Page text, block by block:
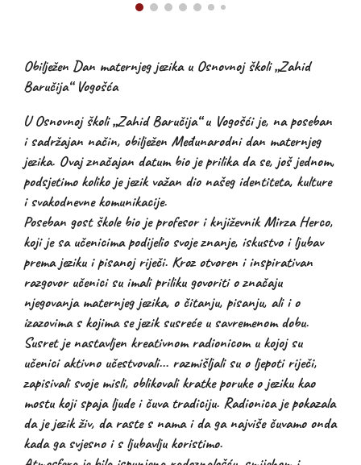
Obilježen Dan maternjeg jezika u Osnovnoj školi „Zahid
Baručija“ Vogošća
U Osnovnoj školi „Zahid Baručija“ u Vogošći je, na poseban
i sadržajan način, obilježen Međunarodni dan maternjeg
jezika. Ovaj značajan datum bio je prilika da se, još jednom,
podsjetimo koliko je jezik važan dio našeg identiteta, kulture
i svakodnevne komunikacije.
Poseban gost škole bio je profesor i književnik Mirza Herco,
koji je sa učenicima podijelio svoje znanje, iskustvo i ljubav
prema jeziku i pisanoj riječi. Kroz otvoren i inspirativan
razgovor učenici su imali priliku govoriti o značaju
njegovanja maternjeg jezika, o čitanju, pisanju, ali i o
izazovima s kojima se jezik susreće u savremenom dobu.
Susret je nastavljen kreativnom radionicom u kojoj su
učenici aktivno učestvovali... razmišljali su o ljepoti riječi,
zapisivali svoje misli, oblikovali kratke poruke o jeziku kao
mostu koji spaja ljude i čuva tradiciju. Radionica je pokazala
da je jezik živ, da raste s nama i da ga najviše čuvamo onda
kada ga svjesno i s ljubavlju koristimo.